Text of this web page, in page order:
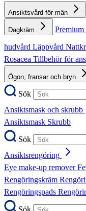
Ansiktsvård för män
Dagkräm
hudvård Läppvård
Rosacea Tillbehör för
Ögon, fransar och bryn
Sök
Ansiktsmask och skrubb
Ansiktsmask Skrubb
Sök
Ansiktsrengöring
Eye make-up remover
Rengöringskräm
Rengöringspads